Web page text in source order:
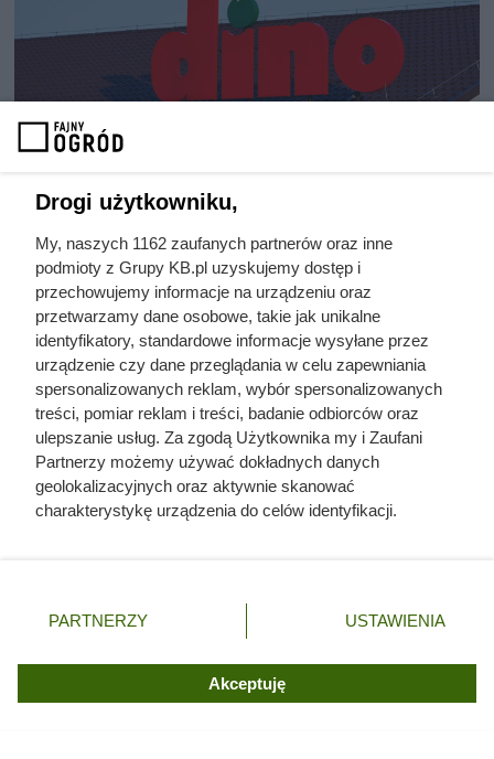
Dino przeceniło kawę z wyższej
półki. Kultowy włoski produkt
rozchwytywany przez klientów
Dziennikarze ujawnili
Drogi użytkowniku,
My, naszych 1162 zaufanych partnerów oraz inne
podmioty z Grupy KB.pl uzyskujemy dostęp i
przechowujemy informacje na urządzeniu oraz
przetwarzamy dane osobowe, takie jak unikalne
identyfikatory, standardowe informacje wysyłane przez
urządzenie czy dane przeglądania w celu zapewniania
spersonalizowanych reklam, wybór spersonalizowanych
treści, pomiar reklam i treści, badanie odbiorców oraz
ulepszanie usług. Za zgodą Użytkownika my i Zaufani
Partnerzy możemy używać dokładnych danych
geolokalizacyjnych oraz aktywnie skanować
charakterystykę urządzenia do celów identyfikacji.
zmienić/wycofać klikając przycisk ustawień prywatności
znajdujący się w lewym dolnym rogu strony. Niektóre
użytkownika, ale masz prawo sprzeciwić się takiemu
przetwarzaniu. Preferencje będą miały zastosowania tylko
PARTNERZY USTAWIENIA
Akceptuję